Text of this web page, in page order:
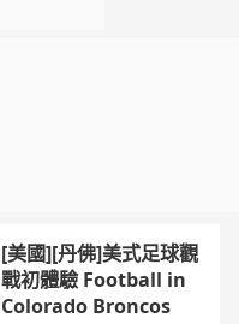
[美國][丹佛]美式足球觀
戰初體驗 Football in
Colorado Broncos